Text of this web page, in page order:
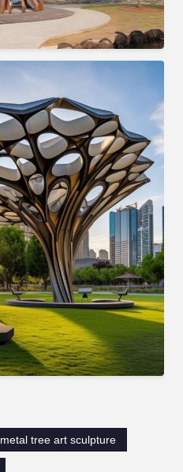
metal tree art sculpture